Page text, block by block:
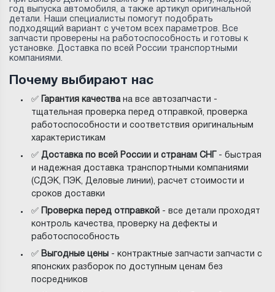
год выпуска автомобиля, а также артикул оригинальной
детали. Наши специалисты помогут подобрать
подходящий вариант с учетом всех параметров. Все
запчасти проверены на работоспособность и готовы к
установке. Доставка по всей России транспортными
компаниями.
Почему выбирают нас
✅ Гарантия качествана все автозапчасти -
тщательная проверка перед отправкой, проверка
работоспособности и соответствия оригинальным
характеристикам
✅Доставка по всей России и странам СНГ
- быстрая
и надежная доставка транспортными компаниями
(СДЭК, ПЭК, Деловые линии), расчет стоимости и
сроков доставки
✅ Проверка перед отправкой - все детали проходят
контроль качества, проверку на дефекты и
работоспособность
✅ Выгодные цены - контрактные запчасти запчасти с
японских разборок по доступным ценам без
посредников